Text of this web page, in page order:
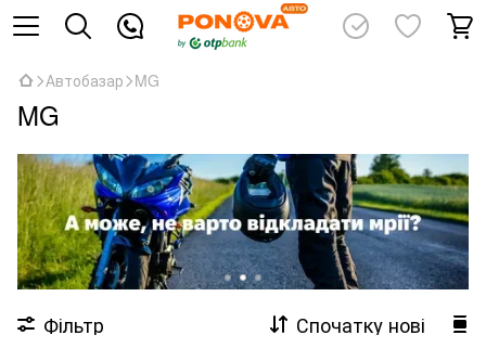
Автобазар MG
MG
Фільтр Спочатку нові